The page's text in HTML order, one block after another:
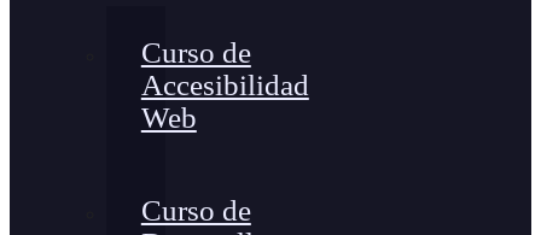
Curso de
Accesibilidad
Web
Curso de